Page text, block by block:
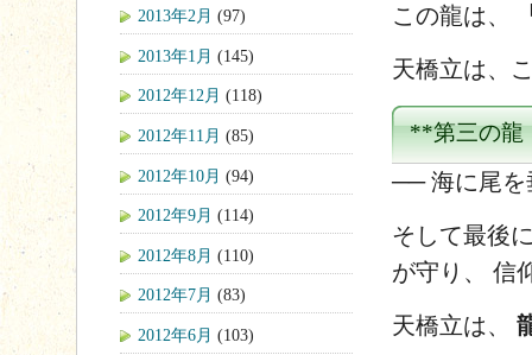
この龍は、
天橋立は、
**第三の龍
── 海に尾を
そして最後
が守り、 信
天橋立は、
2013年2月 (97)
2013年1月 (145)
2012年12月 (118)
2012年11月 (85)
2012年10月 (94)
2012年9月 (114)
2012年8月 (110)
2012年7月 (83)
2012年6月 (103)